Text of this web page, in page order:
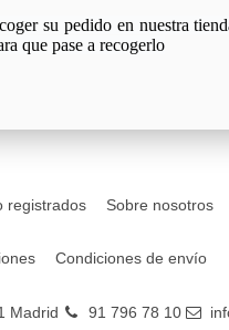
su pedido en nuestra
que pase a recogerlo
registrados Sobre nosotros
Condiciones de envío
Madrid 91 796 78 10